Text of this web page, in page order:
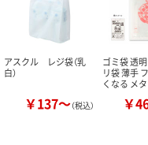
アスクル レジ袋（乳
白）
￥137～（税込）
ゴミ袋 透
リ袋 薄手
くなる メ
￥